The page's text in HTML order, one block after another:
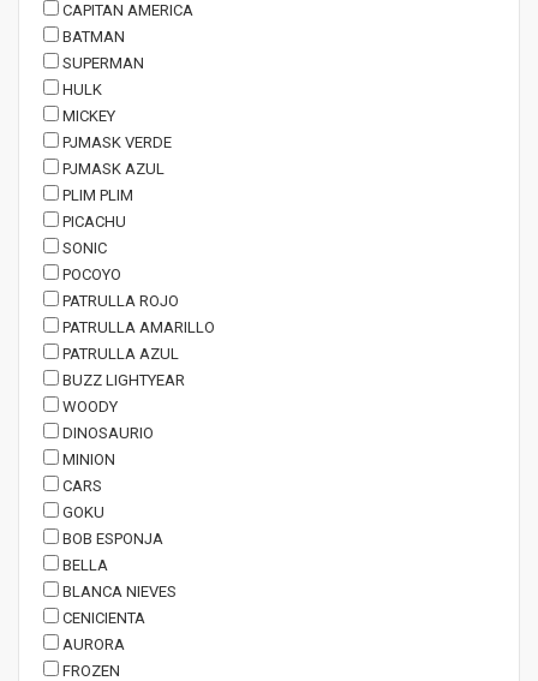
CAPITAN AMERICA
BATMAN
SUPERMAN
HULK
MICKEY
PJMASK VERDE
PJMASK AZUL
PLIM PLIM
PICACHU
SONIC
POCOYO
PATRULLA ROJO
PATRULLA AMARILLO
PATRULLA AZUL
BUZZ LIGHTYEAR
WOODY
DINOSAURIO
MINION
CARS
GOKU
BOB ESPONJA
BELLA
BLANCA NIEVES
CENICIENTA
AURORA
FROZEN